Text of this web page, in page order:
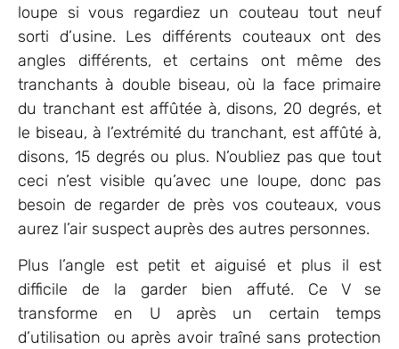
loupe si vous regardiez un couteau tout neuf
sorti d’usine. Les différents couteaux ont des
angles différents, et certains ont même des
tranchants à double biseau, où la face primaire
du tranchant est affûtée à, disons, 20 degrés, et
le biseau, à l’extrémité du tranchant, est affûté à,
disons, 15 degrés ou plus. N’oubliez pas que tout
ceci n’est visible qu’avec une loupe, donc pas
besoin de regarder de près vos couteaux, vous
aurez l’air suspect auprès des autres personnes.
Plus l’angle est petit et aiguisé et plus il est
difficile de la garder bien affuté. Ce V se
transforme en U après un certain temps
d’utilisation ou après avoir traîné sans protection